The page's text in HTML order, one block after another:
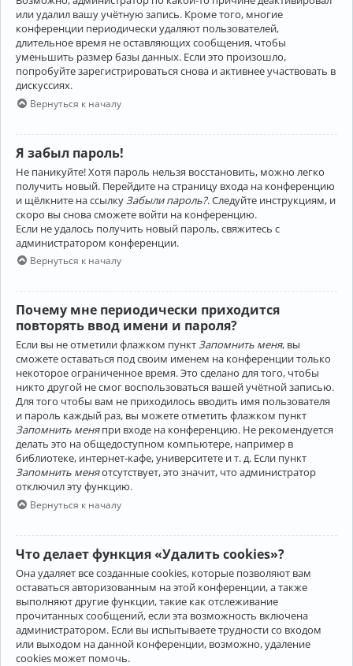
или удалил вашу учётную запись. Кроме того, многие
конференции периодически удаляют пользователей,
длительное время не оставляющих сообщения, чтобы
уменьшить размер базы данных. Если это произошло,
попробуйте зарегистрироваться снова и активнее участвовать в
дискуссиях.
Вернуться к началу
Я забыл пароль!
Не паникуйте! Хотя пароль нельзя восстановить, можно легко
получить новый. Перейдите на страницу входа на конференцию
и щёлкните на ссылку Забыли пароль?. Следуйте инструкциям, и
скоро вы снова сможете войти на конференцию.
Если не удалось получить новый пароль, свяжитесь с
администратором конференции.
Вернуться к началу
Почему мне периодически приходится
повторять ввод имени и пароля?
Если вы не отметили флажком пунктЗапомнить меня, вы
сможете оставаться под своим именем на конференции только
некоторое ограниченное время. Это сделано для того, чтобы
никто другой не смог воспользоваться вашей учётной записью.
Для того чтобы вам не приходилось вводить имя пользователя
и пароль каждый раз, вы можете отметить флажком пункт
Запомнить меняпри входе на конференцию. Не рекомендуется
делать это на общедоступном компьютере, например в
библиотеке, интернет-кафе, университете и т. д. Если пункт
Запомнить меняотсутствует, это значит, что администратор
отключил эту функцию.
Вернуться к началу
Что делает функция «Удалить cookies»?
Она удаляет все созданные cookies, которые позволяют вам
оставаться авторизованным на этой конференции, а также
выполняют другие функции, такие как отслеживание
прочитанных сообщений, если эта возможность включена
администратором. Если вы испытываете трудности со входом
или выходом на данной конференции, возможно, удаление
cookies может помочь.